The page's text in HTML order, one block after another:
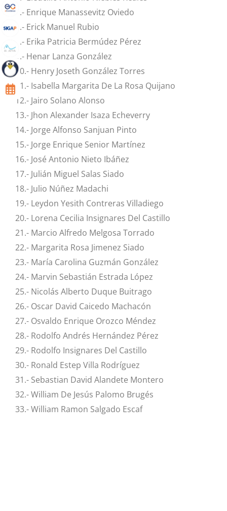
6.- Enrique Manassevitz Oviedo
7.- Erick Manuel Rubio
8.- Erika Patricia Bermúdez Pérez
9.- Henar Lanza González
10.- Henry Joseth González Torres
11.- Isabella Margarita De La Rosa Quijano
12.- Jairo Solano Alonso
13.- Jhon Alexander Isaza Echeverry
14.- Jorge Alfonso Sanjuan Pinto
15.- Jorge Enrique Senior Martínez
16.- José Antonio Nieto Ibáñez
17.- Julián Miguel Salas Siado
18.- Julio Núñez Madachi
19.- Leydon Yesith Contreras Villadiego
20.- Lorena Cecilia Insignares Del Castillo
21.- Marcio Alfredo Melgosa Torrado
22.- Margarita Rosa Jimenez Siado
23.- María Carolina Guzmán González
24.- Marvin Sebastián Estrada López
25.- Nicolás Alberto Duque Buitrago
26.- Oscar David Caicedo Machacón
27.- Osvaldo Enrique Orozco Méndez
28.- Rodolfo Andrés Hernández Pérez
29.- Rodolfo Insignares Del Castillo
30.- Ronald Estep Villa Rodríguez
31.- Sebastian David Alandete Montero
32.- William De Jesús Palomo Brugés
33.- William Ramon Salgado Escaf